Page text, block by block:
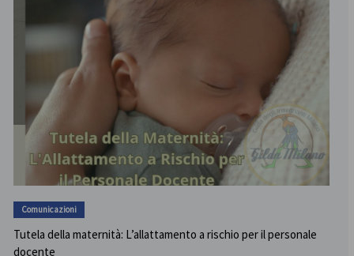
Comunicazioni
Tutela della maternità: L’allattamento a rischio per il personale
docente